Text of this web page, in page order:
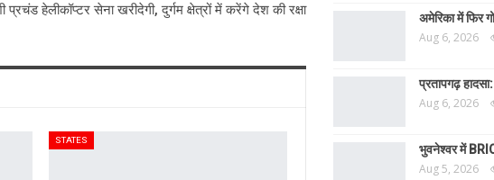
प्रचंड हेलीकॉप्टर सेना खरीदेगी, दुर्गम क्षेत्रों में करेंगे देश की रक्षा
STATES
अमेरिका में फिर
Aug 6, 2026
प्रतापगढ़
Aug 6, 2026
भुवनेश्वर में
Aug 5, 2026